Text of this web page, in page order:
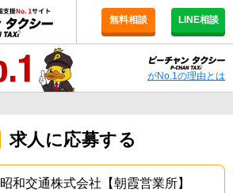
無料相談 LINE相談
がNo.1の理由とは
求人に応募する
昭和交通株式会社【朝霞営業所】